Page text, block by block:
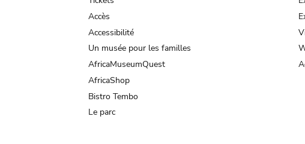
Accès
Accessibilité
Un musée pour les familles
AfricaMuseumQuest
AfricaShop
Bistro Tembo
Le parc